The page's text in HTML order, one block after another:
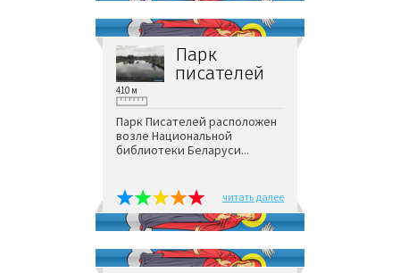
Парк
писателей
410 м
Парк Писателей расположен
возле Национальной
библиотеки Беларуси...
читать далее